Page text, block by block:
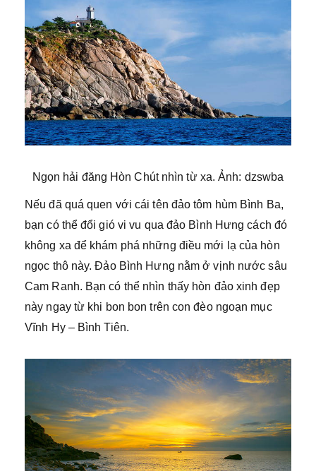
Ngọn hải đăng Hòn Chút nhìn từ xa. Ảnh: dzswba
Nếu đã quá quen với cái tên đảo tôm hùm Bình Ba,
bạn có thể đổi gió vi vu qua đảo Bình Hưng cách đó
không xa để khám phá những điều mới lạ của hòn
ngọc thô này. Đảo Bình Hưng nằm ở vịnh nước sâu
Cam Ranh. Bạn có thể nhìn thấy hòn đảo xinh đẹp
này ngay từ khi bon bon trên con đèo ngoạn mục
Vĩnh Hy – Bình Tiên.